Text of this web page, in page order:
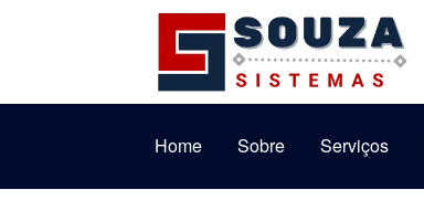
Pular
para
navegação
Pular
para
o
conteúdo
Home
Sobre Serviços